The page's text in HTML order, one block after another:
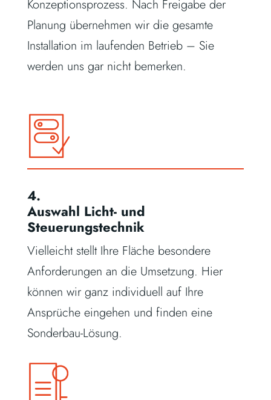
Konzeptionsprozess. Nach Freigabe der
Planung übernehmen wir die gesamte
Installation im laufenden Betrieb – Sie
werden uns gar nicht bemerken.
4.
Auswahl Licht- und
Steuerungstechnik
Vielleicht stellt Ihre Fläche besondere
Anforderungen an die Umsetzung. Hier
können wir ganz individuell auf Ihre
Ansprüche eingehen und finden eine
Sonderbau-Lösung.